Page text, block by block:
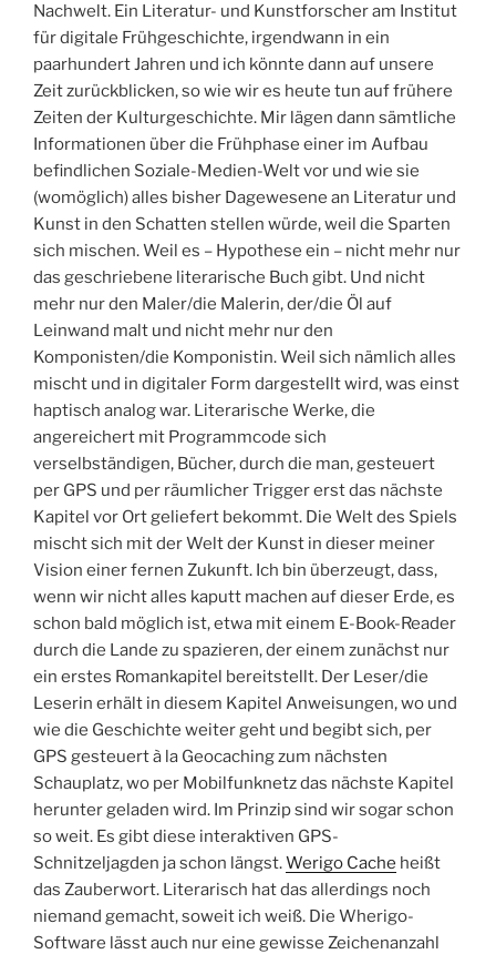
Nachwelt. Ein Literatur- und Kunstforscher am Institut
für digitale Frühgeschichte, irgendwann in ein
paarhundert Jahren und ich könnte dann auf unsere
Zeit zurückblicken, so wie wir es heute tun auf frühere
Zeiten der Kulturgeschichte. Mir lägen dann sämtliche
Informationen über die Frühphase einer im Aufbau
befindlichen Soziale-Medien-Welt vor und wie sie
(womöglich) alles bisher Dagewesene an Literatur und
Kunst in den Schatten stellen würde, weil die Sparten
sich mischen. Weil es – Hypothese ein – nicht mehr nur
das geschriebene literarische Buch gibt. Und nicht
mehr nur den Maler/die Malerin, der/die Öl auf
Leinwand malt und nicht mehr nur den
Komponisten/die Komponistin. Weil sich nämlich alles
mischt und in digitaler Form dargestellt wird, was einst
haptisch analog war. Literarische Werke, die
angereichert mit Programmcode sich
verselbständigen, Bücher, durch die man, gesteuert
per GPS und per räumlicher Trigger erst das nächste
Kapitel vor Ort geliefert bekommt. Die Welt des Spiels
mischt sich mit der Welt der Kunst in dieser meiner
Vision einer fernen Zukunft. Ich bin überzeugt, dass,
wenn wir nicht alles kaputt machen auf dieser Erde, es
schon bald möglich ist, etwa mit einem E-Book-Reader
durch die Lande zu spazieren, der einem zunächst nur
ein erstes Romankapitel bereitstellt. Der Leser/die
Leserin erhält in diesem Kapitel Anweisungen, wo und
wie die Geschichte weiter geht und begibt sich, per
GPS gesteuert à la Geocaching zum nächsten
Schauplatz, wo per Mobilfunknetz das nächste Kapitel
herunter geladen wird. Im Prinzip sind wir sogar schon
so weit. Es gibt diese interaktiven GPS-
Schnitzeljagden ja schon längst.Werigo Cache heißt
das Zauberwort. Literarisch hat das allerdings noch
niemand gemacht, soweit ich weiß. Die Wherigo-
Software lässt auch nur eine gewisse Zeichenanzahl